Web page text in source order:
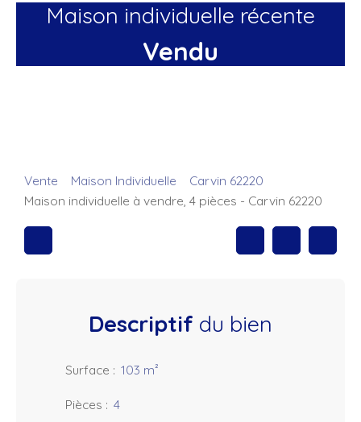
Maison individuelle récente
Vendu
Vente Maison Individuelle
Carvin 62220
Maison individuelle à vendre, 4 pièces - Carvin 62220
Descriptif du bien
Surface : 103 m²
Pièces : 4